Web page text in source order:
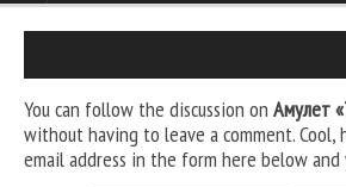
You can follow the discussion on Амулет
without having to leave a comment. Cool,
email address in the form here below and